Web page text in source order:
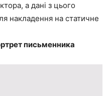
а дані з цього
накладення на статичне
письменника